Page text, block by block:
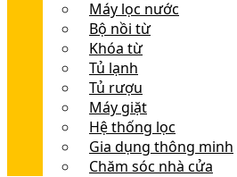
Máy lọc nước
Bộ nồi từ
Khóa từ
Tủ lạnh
Tủ rượu
Máy giặt
Hệ thống lọc
Gia dụng thông minh
Chăm sóc nhà cửa